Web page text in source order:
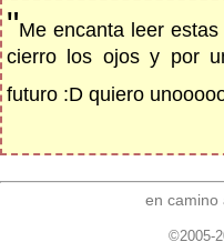
"Me encanta leer
cierro los ojos y por
futuro :D quiero
en camino
©2005-